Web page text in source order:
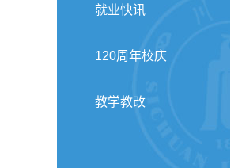
就业快讯
120周年校庆
教学教改